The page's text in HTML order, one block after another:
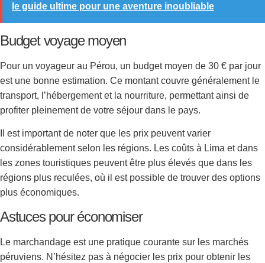
le guide ultime pour une aventure inoubliable
Budget voyage moyen
Pour un voyageur au Pérou, un budget moyen de 30 € par jour
est une bonne estimation. Ce montant couvre généralement le
transport, l’hébergement et la nourriture, permettant ainsi de
profiter pleinement de votre séjour dans le pays.
Il est important de noter que les prix peuvent varier
considérablement selon les régions. Les coûts à Lima et dans
les zones touristiques peuvent être plus élevés que dans les
régions plus reculées, où il est possible de trouver des options
plus économiques.
Astuces pour économiser
Le marchandage est une pratique courante sur les marchés
péruviens. N’hésitez pas à négocier les prix pour obtenir les